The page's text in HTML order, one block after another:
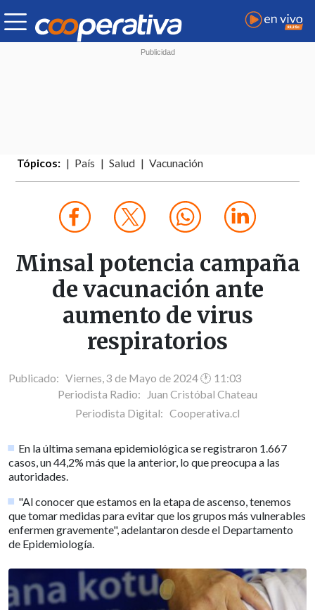
Tópicos: País Salud Vacunación
Minsal potencia campaña
de vacunación ante
aumento de virus
respiratorios
Publicado: Viernes, 3 de Mayo de 2024 🕐 11:03
Periodista Radio:
Juan Cristóbal Chateau
Periodista Digital: Cooperativa.cl
En la última semana epidemiológica se registraron 1.667
casos, un 44,2% más que la anterior, lo que preocupa a las
autoridades.
"Al conocer que estamos en la etapa de ascenso, tenemos
que tomar medidas para evitar que los grupos más vulnerables
enfermen gravemente", adelantaron desde el Departamento
de Epidemiología.